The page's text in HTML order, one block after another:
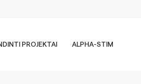
PROJEKTAI ALPHA-STIM